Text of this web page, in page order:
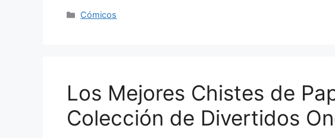
Categories
Cómicos
Los Mejores Chistes de
Colección de Divertidos